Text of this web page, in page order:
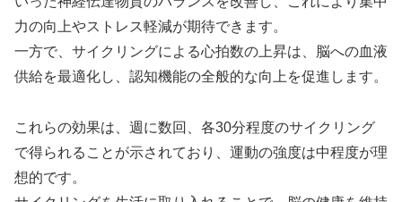
力の向上やストレス軽減が期待できます。
一方で、サイクリングによる心拍数の上昇は、脳への血液
供給を最適化し、認知機能の全般的な向上を促進します。
これらの効果は、週に数回、各30分程度のサイクリング
で得られることが示されており、運動の強度は中程度が理
想的です。